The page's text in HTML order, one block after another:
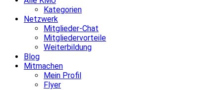
Kategorien
Netzwerk
Mitglieder-Chat
Mitgliedervorteile
Weiterbildung
Blog
Mitmachen
Mein Profil
Flyer